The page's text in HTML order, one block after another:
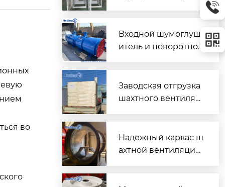
во
торов $2 \times 45\t
ext{ кВт}$
Входной шумоглуш
итель и поворотно-
вентилятора главно
го проветривания
Заводская отгрузка
шахтного вентилят
его объекта в Казах
стане
Надежный каркас ш
ахтной вентиляции: